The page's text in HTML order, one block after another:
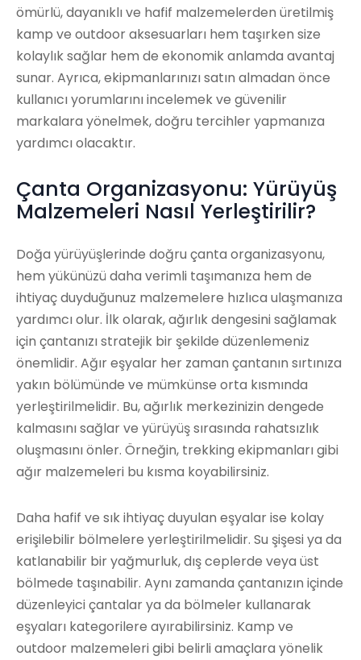
ömürlü, dayanıklı ve hafif malzemelerden üretilmiş
kamp ve outdoor aksesuarları hem taşırken size
kolaylık sağlar hem de ekonomik anlamda avantaj
sunar. Ayrıca, ekipmanlarınızı satın almadan önce
kullanıcı yorumlarını incelemek ve güvenilir
markalara yönelmek, doğru tercihler yapmanıza
yardımcı olacaktır.
Çanta Organizasyonu: Yürüyüş
Malzemeleri Nasıl Yerleştirilir?
Doğa yürüyüşlerinde doğru çanta organizasyonu,
hem yükünüzü daha verimli taşımanıza hem de
ihtiyaç duyduğunuz malzemelere hızlıca ulaşmanıza
yardımcı olur. İlk olarak, ağırlık dengesini sağlamak
için çantanızı stratejik bir şekilde düzenlemeniz
önemlidir. Ağır eşyalar her zaman çantanın sırtınıza
yakın bölümünde ve mümkünse orta kısmında
yerleştirilmelidir. Bu, ağırlık merkezinizin dengede
kalmasını sağlar ve yürüyüş sırasında rahatsızlık
oluşmasını önler. Örneğin, trekking ekipmanları gibi
ağır malzemeleri bu kısma koyabilirsiniz.
Daha hafif ve sık ihtiyaç duyulan eşyalar ise kolay
erişilebilir bölmelere yerleştirilmelidir. Su şişesi ya da
katlanabilir bir yağmurluk, dış ceplerde veya üst
bölmede taşınabilir. Aynı zamanda çantanızın içinde
düzenleyici çantalar ya da bölmeler kullanarak
eşyaları kategorilere ayırabilirsiniz. Kamp ve
outdoor malzemeleri gibi belirli amaçlara yönelik